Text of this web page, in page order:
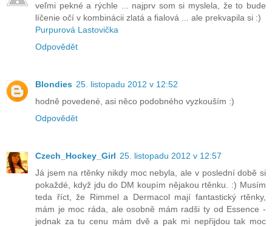
veľmi pekné a rýchle ... najprv som si myslela, že to bude
líčenie očí v kombinácii zlatá a fialová ... ale prekvapila si :)
Purpurová Lastovička
Odpovědět
Blondies 25. listopadu 2012 v 12:52
hodně povedené, asi něco podobného vyzkouším :)
Odpovědět
Czech_Hockey_Girl 25. listopadu 2012 v 12:57
Já jsem na rtěnky nikdy moc nebyla, ale v poslední době si
pokaždé, když jdu do DM koupím nějakou rtěnku. :) Musím
teda říct, že Rimmel a Dermacol mají fantastický rtěnky,
mám je moc ráda, ale osobně mám radši ty od Essence -
jednak za tu cenu mám dvě a pak mi nepřijdou tak moc